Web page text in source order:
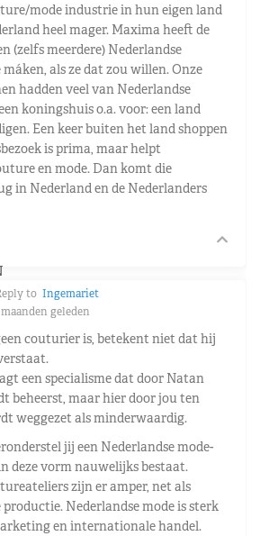
mode industrie in hun eigen land
heel mager. Maxima heeft de
(zelfs meerdere) Nederlandse
máken, als ze dat zou willen. Onze
hadden veel van Nederlandse
koningshuis o.a. voor: een land
Een keer buiten het land shoppen
is prima, maar helpt
en mode. Dan komt die
in Nederland en de Nederlanders
to Ingemariet
geleden
couturier is, betekent niet dat hij
een specialisme dat door Natan
beheerst, maar hier door jou ten
weggezet als minderwaardig.
jij een Nederlandse mode-
deze vorm nauwelijks bestaat.
zijn er amper, net als
Nederlandse mode is sterk
en internationale handel.